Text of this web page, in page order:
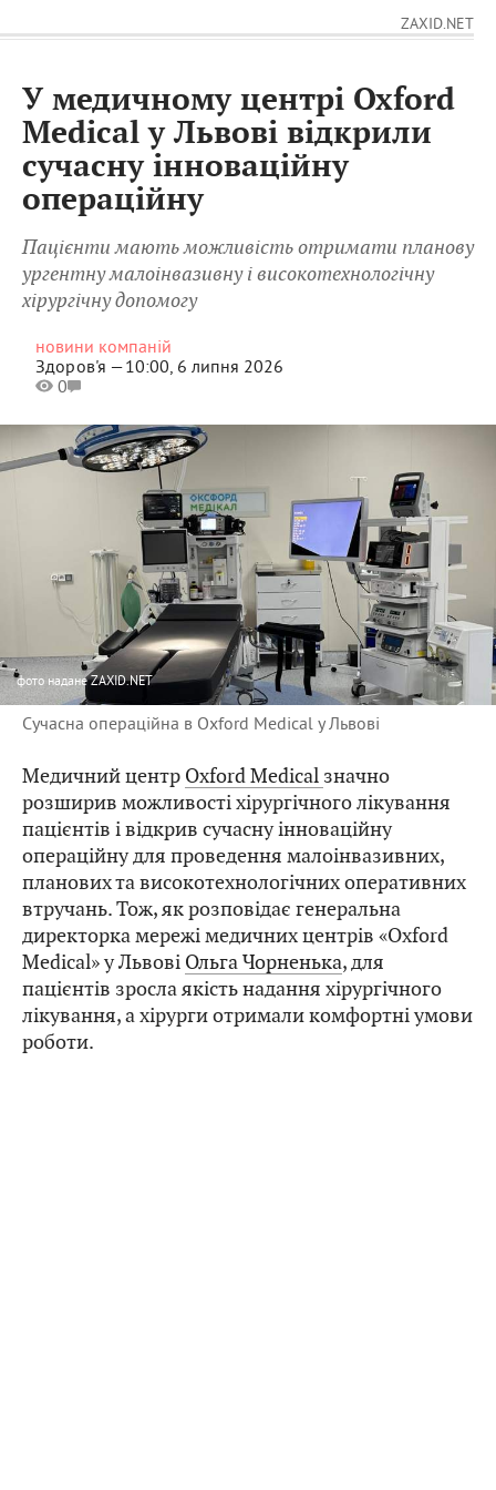
ZAXID.NET
У медичному центрі Oxford
Medical у Львові відкрили
сучасну інноваційну
операційну
Пацієнти мають можливість отримати планову
ургентну малоінвазивну і високотехнологічну
хірургічну допомогу
новини компаній
Здоров'я —10:00, 6 липня 2026
0
фото надане ZAXID.NET
Сучасна операційна в Oxford Medical у Львові
Медичний центр Oxford Medical значно
розширив можливості хірургічного лікування
пацієнтів і відкрив сучасну інноваційну
операційну для проведення малоінвазивних,
планових та високотехнологічних оперативних
втручань. Тож, як розповідає генеральна
директорка мережі медичних центрів «Oxford
Medical» у Львові Ольга Чорненька, для
пацієнтів зросла якість надання хірургічного
лікування, а хірурги отримали комфортні умови
роботи.